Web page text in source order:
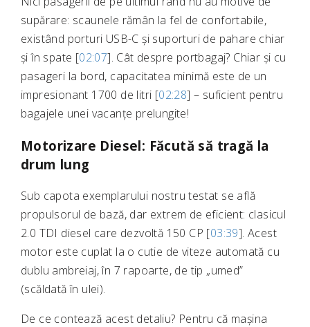
supărare: scaunele rămân la fel de confortabile,
existând porturi USB-C și suporturi de pahare chiar
și în spate [02:07]. Cât despre portbagaj? Chiar și cu
pasageri la bord, capacitatea minimă este de un
impresionant 1700 de litri [02:28] – suficient pentru
bagajele unei vacanțe prelungite!
Motorizare Diesel: Făcută să tragă la
drum lung
Sub capota exemplarului nostru testat se află
propulsorul de bază, dar extrem de eficient: clasicul
2.0 TDI diesel care dezvoltă 150 CP [03:39]. Acest
motor este cuplat la o cutie de viteze automată cu
dublu ambreiaj, în 7 rapoarte, de tip „umed”
(scăldată în ulei).
De ce contează acest detaliu? Pentru că mașina